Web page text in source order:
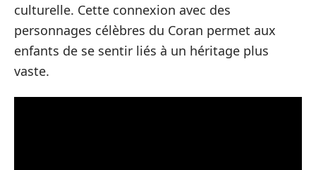
culturelle. Cette connexion avec des
personnages célèbres du Coran permet aux
enfants de se sentir liés à un héritage plus
vaste.